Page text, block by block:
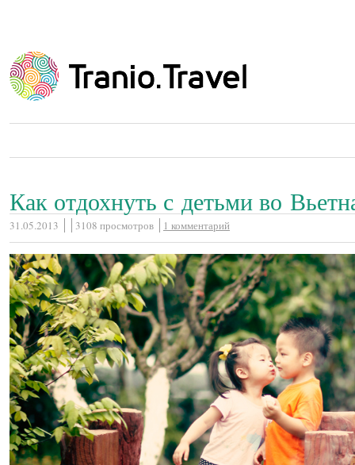
Как отдохнуть с детьми во
31.05.2013 3108 просмотров 1 комментарий